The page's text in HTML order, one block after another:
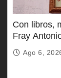
Con libros,
Fray
Ago 6,